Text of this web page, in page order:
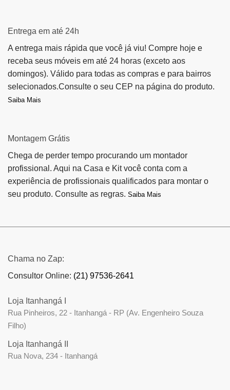
Entrega em até 24h
A entrega mais rápida que você já viu! Compre hoje e
receba seus móveis em até 24 horas (exceto aos
domingos). Válido para todas as compras e para bairros
selecionados.Consulte o seu CEP na página do produto.
Saiba Mais
Montagem Grátis
Chega de perder tempo procurando um montador
profissional. Aqui na Casa e Kit você conta com a
experiência de profissionais qualificados para montar o
seu produto. Consulte as regras. Saiba Mais
Chama no Zap:
Consultor Online: (21) 97536-2641
Loja Itanhangá I
Rua Pinheiros, 22 - Itanhangá - RP (Av. Engenheiro Souza
Filho)
Loja Itanhangá II
Rua Nova, 234 - Itanhangá